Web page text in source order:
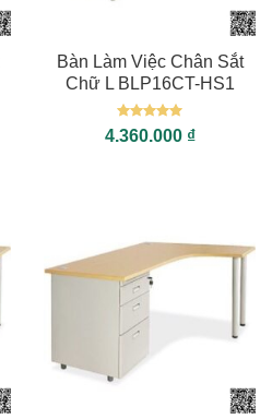
Bàn Làm Việc Chân Sắt
Chữ L BLP16CT-HS1
Được xếp
hạng55
4.360.000 ₫